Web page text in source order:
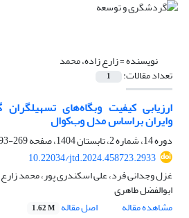
نویسنده =زارع زاده، محمد
تعداد مقالات: 1
ارزیابی کیفیت وبگاه‌های
وایران براساس مدل وب‌کوال
دوره 14، شماره 2، تابستان 1404، صفحه
269-293
10.22034/jtd.2024.458723.2933
غزل وجدانی فرد، علی اسکندری پور، محمد زارع
ابوالفضل طاهری
مشاهده مقاله
اصل مقاله 1.62 M